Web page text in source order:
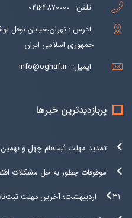
تلفن: 02164870000
آدرس : تهران،خیابان نوفل
جمهوری اسلامی ایران
ایمیل: info@oghaf.ir
پربازدیدترین خبرها
تمدید مهلت ثبت‌نام چهل و
موقوفات چطور به حل مشکلات
۳۱ اردیبهشت؛ آخرین مهلت ثبت‌نام در مسابقات...